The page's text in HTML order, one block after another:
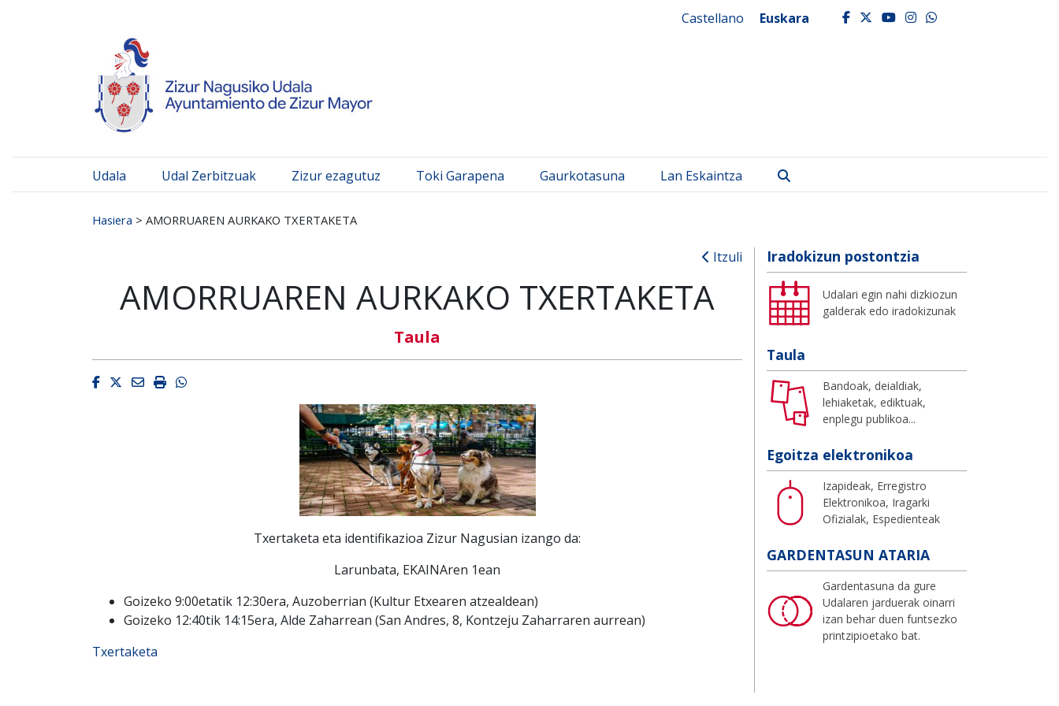
Castellano Euskara facebook
twitter
youtube
instagram
whatsapp
Udala Udal Zerbitzuak Zizur ezagutuz Toki Garapena Gaurkotasuna Lan Eskaintza
Hasiera > AMORRUAREN AURKAKO TXERTAKETA
Itzuli
AMORRUAREN AURKAKO TXERTAKETA
Taula
Facebook
Twitter
EmailImprimirWhatsapp
Txertaketa eta identifikazioa Zizur Nagusian izango da:
Larunbata, EKAINAren 1ean
Goizeko 9:00etatik 12:30era, Auzoberrian (Kultur Etxearen atzealdean)
Goizeko 12:40tik 14:15era, Alde Zaharrean (San Andres, 8, Kontzeju Zaharraren aurrean)
Txertaketa
Iradokizun postontzia
Udalari egin nahi dizkiozun
galderak edo iradokizunak
Taula
Bandoak, deialdiak,
lehiaketak, ediktuak,
enplegu publikoa...
Egoitza elektronikoa
Izapideak, Erregistro
Elektronikoa, Iragarki
Ofizialak, Espedienteak
GARDENTASUN ATARIA
Gardentasuna da gure
Udalaren jarduerak oinarri
izan behar duen funtsezko
printzipioetako bat.